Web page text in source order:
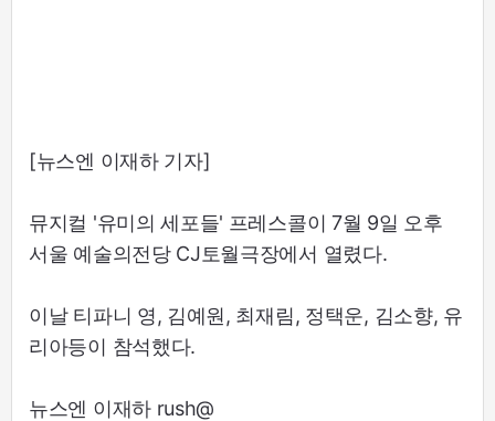
[뉴스엔 이재하 기자]
뮤지컬 '유미의 세포들' 프레스콜이 7월 9일 오후
서울 예술의전당 CJ토월극장에서 열렸다.
이날 티파니 영, 김예원, 최재림, 정택운, 김소향, 유
리아등이 참석했다.
뉴스엔 이재하 rush@